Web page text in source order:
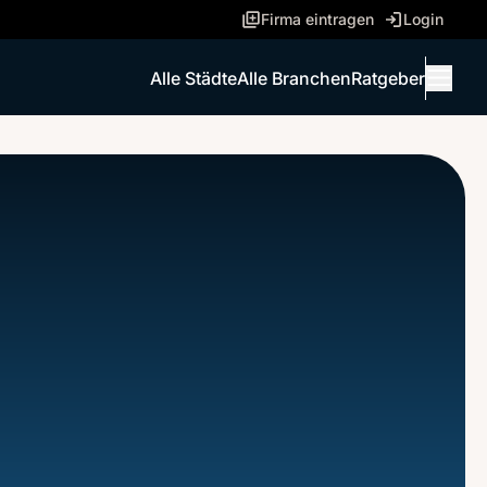
Firma eintragen Login
Alle StädteAlle BranchenRatgeber